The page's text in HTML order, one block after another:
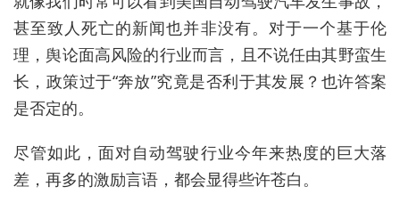
甚至致人死亡的新闻也并非没有。对于一个基于伦
理，舆论面高风险的行业而言，且不说任由其野蛮生
长，政策过于“奔放”究竟是否利于其发展？也许答案
是否定的。
尽管如此，面对自动驾驶行业今年来热度的巨大落
差，再多的激励言语，都会显得些许苍白。